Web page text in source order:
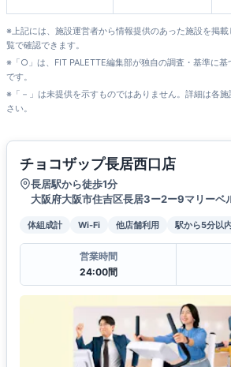
※上記には、施設運営者から情報提供のあった施設を掲
覧で確認できます。
※「○」は、FIT PALETTE編集部が独自の調査・基準に基
です。
※「－」は未提供を示すものではありません。詳細は各
さい。
チョコザップ長居西口店
長居駅から徒歩1分
大阪府大阪市住吉区長居3ー2ー9マリーベ
体組成計 Wi-Fi 他店舗利用 駅から5分以
営業時間
24:00間